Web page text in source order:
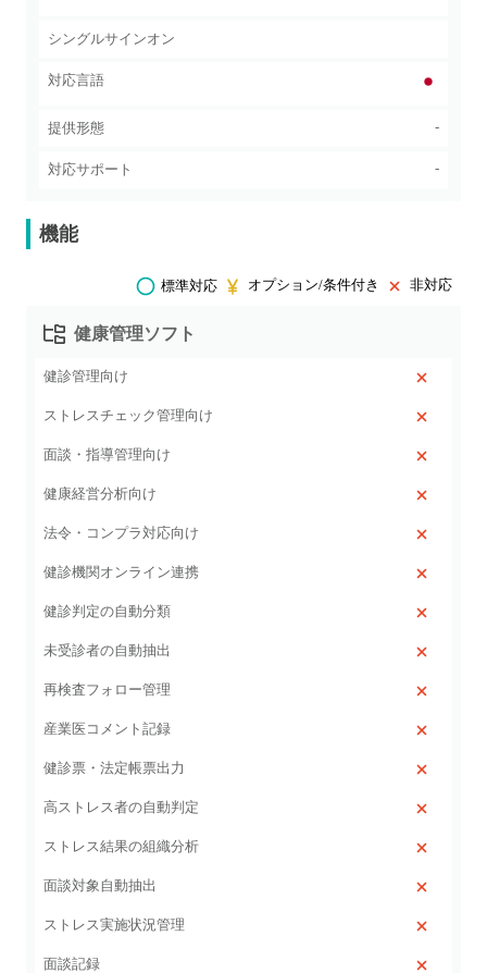
シングルサインオン
対応言語
提供形態 -
対応サポート -
機能
標準対応 オプション/条件付き 非対応
健康管理ソフト
健診管理向け
ストレスチェック管理向け
面談・指導管理向け
健康経営分析向け
法令・コンプラ対応向け
健診機関オンライン連携
健診判定の自動分類
未受診者の自動抽出
再検査フォロー管理
産業医コメント記録
健診票・法定帳票出力
高ストレス者の自動判定
ストレス結果の組織分析
面談対象自動抽出
ストレス実施状況管理
面談記録